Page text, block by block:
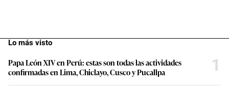
Lo más visto
Papa León XIV en Perú: estas son todas las actividades
confirmadas en Lima, Chiclayo, Cusco y Pucallpa
1